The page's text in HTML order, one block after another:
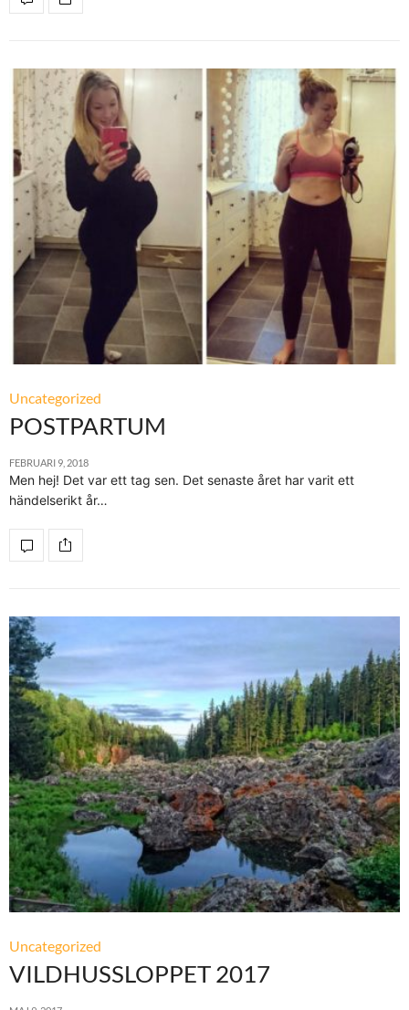
Uncategorized
POSTPARTUM
FEBRUARI 9, 2018
Men hej! Det var ett tag sen. Det senaste året har varit ett
händelserikt år…
Uncategorized
VILDHUSSLOPPET 2017